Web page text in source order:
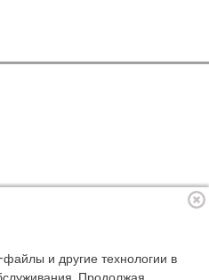
22и другие технологии в